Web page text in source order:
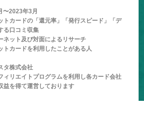
〜2023年3月
トカードの「還元率」「発行スピード」「デ
る口コミ収集
ネット及び対面によるリサーチ
トカードを利用したことがある人
タ株式会社
ィリエイトプログラムを利用し各カード会社
益を得て運営しております